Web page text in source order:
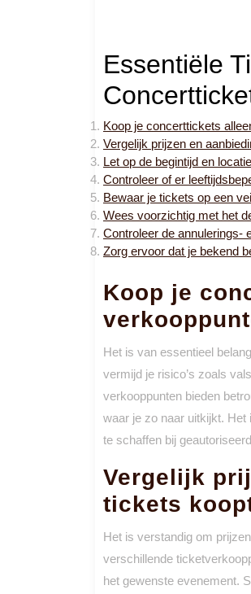
Essentiële
Koop je concerttickets
Vergelijk prijzen en
Let op de begintijd en
Controleer of er
Bewaar je tickets op een
Wees voorzichtig met het
Controleer de annulerings-
Zorg ervoor dat je bekend
Koop je
Het is van essentieel
vermijd je risico’s zoals
verkooppunten bieden
waar je zo naar uitkijkt.
te schaffen bij
Vergelijk
tickets
Het is verstandig om
verschillende
het gewenste evenement.